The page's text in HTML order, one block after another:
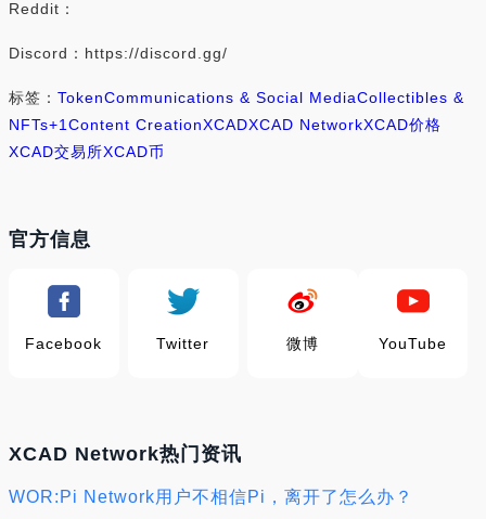
Reddit：
Discord：https://discord.gg/
标签： TokenCommunications & Social MediaCollectibles &
NFTs+1 Content CreationXCADXCAD NetworkXCAD价格
XCAD交易所XCAD币
官方信息
Facebook Twitter 微博 YouTube
XCAD Network热门资讯
WOR:Pi Network用户不相信Pi，离开了怎么办？